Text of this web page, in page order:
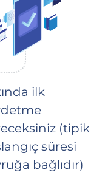
ilk
(tipik
süresi
bağlıdır)